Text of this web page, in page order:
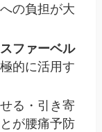
の負担が大
ファーベル
的に活用す
る・引き寄
が腰痛予防